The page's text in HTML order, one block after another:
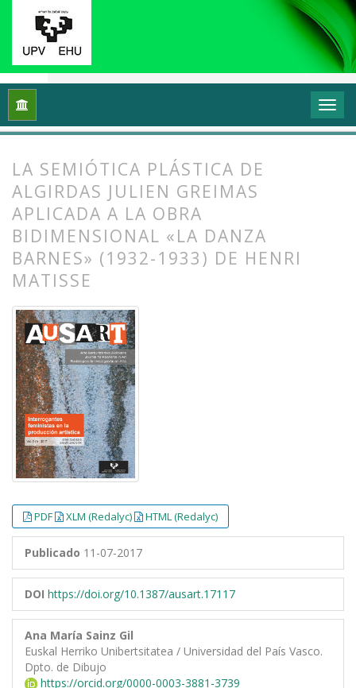
Inicio Vol. 5 Núm. 1 (2017): Interrogantes
LA SEMIÓTICA PLÁSTICA DE
ALGIRDAS JULIEN GREIMAS
APLICADA A LA OBRA
BIDIMENSIONAL «LA DANZA
BARNES» (1932-1933) DE HENRI
MATISSE
PDF XLM (Redalyc) HTML (Redalyc)
Publicado 11-07-2017
DOI https://doi.org/10.1387/ausart.17117
Ana María Sainz Gil
Euskal Herriko Unibertsitatea / Universidad del País Vasco.
Dpto. de Dibujo
https://orcid.org/0000-0003-3881-3739